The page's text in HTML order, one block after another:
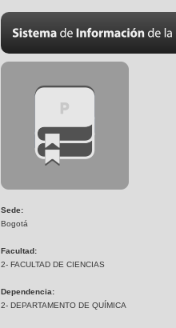
Sede:
Bogotá
Facultad:
2- FACULTAD DE CIENCIAS
Dependencia:
2- DEPARTAMENTO DE QUÍMICA